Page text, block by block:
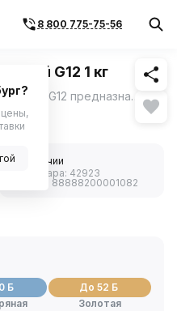
8 800 775-75-56Похожие
G12 1 кг
Профессиональный антифриз LADA-40 G12 предназначен для охлаждения бензиновых и дизельных двигателей внутреннего сгорания и может быть использован в качестве рабочей жидкости в теплообменных агрегатах, работающих при низких и умеренных температурах.
В наличии
Код товара: 42923
88888200001082
Б
До 52 Б
Золотая
цены,